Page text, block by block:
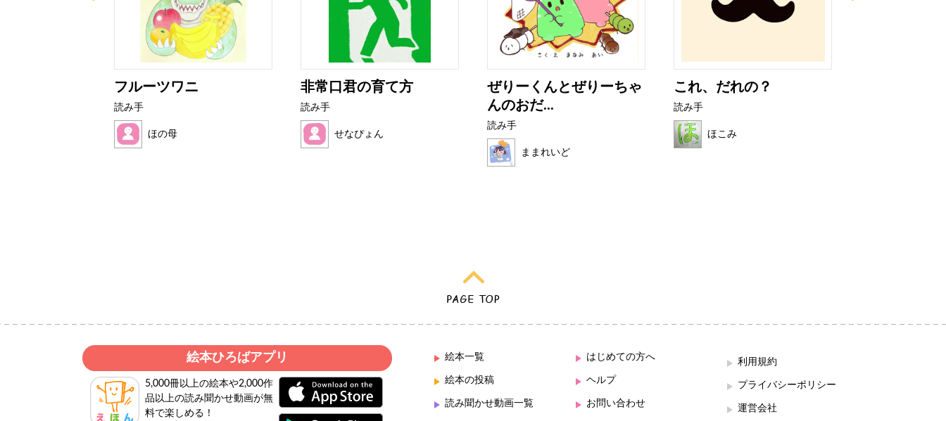
フルーツワニ
読み手
ほの母
非常口君の育て方
読み手
せなぴょん
ぜりーくんとぜりーちゃ
んのおだ...
読み手
ままれいど
これ、だれの？
読み手
ほこみ
絵本ひろばアプリ
5,000冊以上の絵本や2,000作
品以上の読み聞かせ動画が無
料で楽しめる！
絵本一覧
絵本の投稿
読み聞かせ動画一覧
はじめての方へ
ヘルプ
お問い合わせ
利用規約
プライバシーポリシー
運営会社